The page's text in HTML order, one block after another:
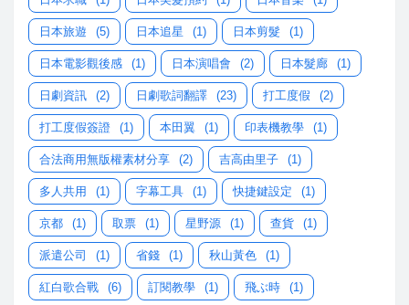
日本旅遊 (5) 日本追星 (1) 日本剪髮 (1)
日本電影觀後感 (1) 日本演唱會 (2) 日本髮廊 (1)
日劇資訊 (2) 日劇歌詞翻譯 (23) 打工度假 (2)
打工度假簽證 (1) 本田翼 (1) 印表機教學 (1)
合法商用無版權素材分享 (2) 吉高由里子 (1)
多人共用 (1) 字幕工具 (1) 快捷鍵設定 (1)
京都 (1) 取票 (1) 星野源 (1) 查貨 (1)
派遣公司 (1) 省錢 (1) 秋山黃色 (1)
紅白歌合戰 (6) 訂閱教學 (1) 飛ぶ時 (1)